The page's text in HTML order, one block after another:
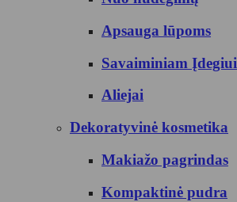
Apsauga lūpoms
Savaiminiam Įdegiui
Aliejai
Dekoratyvinė kosmetika
Makiažo pagrindas
Kompaktinė pudra